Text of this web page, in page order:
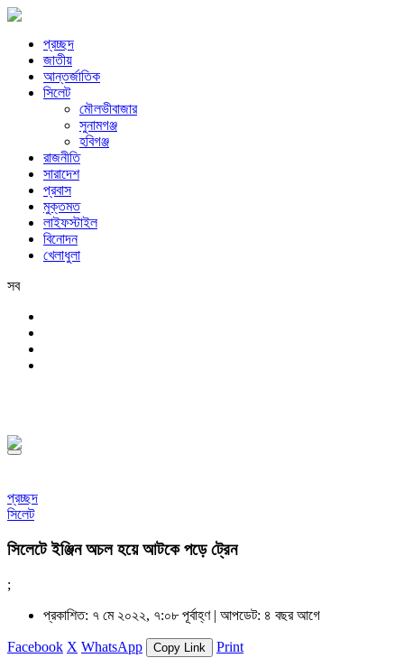
প্রচ্ছদ
জাতীয়
আন্তর্জাতিক
সিলেট
মৌলভীবাজার
সুনামগঞ্জ
হবিগঞ্জ
রাজনীতি
সারাদেশ
প্রবাস
মুক্তমত
লাইফস্টাইল
বিনোদন
খেলাধুলা
সব
প্রচ্ছদ
সিলেট
সিলেটে ইঞ্জিন অচল হয়ে আটকে পড়ে ট্রেন
;
প্রকাশিত: ৭ মে ২০২২, ৭:০৮ পূর্বাহ্ণ | আপডেট: ৪ বছর আগে
Facebook X WhatsApp Copy Link Print